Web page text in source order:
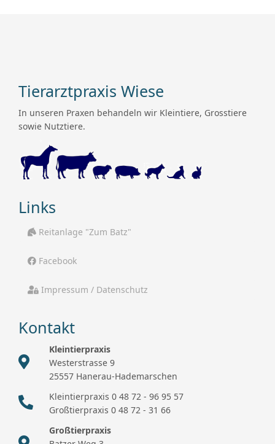
Tierarztpraxis Wiese
In unseren Praxen behandeln wir Kleintiere, Grosstiere
sowie Nutztiere.
Links
Reitanlage "Zum Batz"
Facebook
Impressum / Datenschutz
Kontakt
Kleintierpraxis
Westerstrasse 9
25557 Hanerau-Hademarschen
Kleintierpraxis 0 48 72 - 96 95 57
Großtierpraxis 0 48 72 - 31 66
Großtierpraxis